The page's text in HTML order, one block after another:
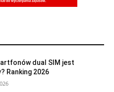
dual SIM jest
Ranking 2026